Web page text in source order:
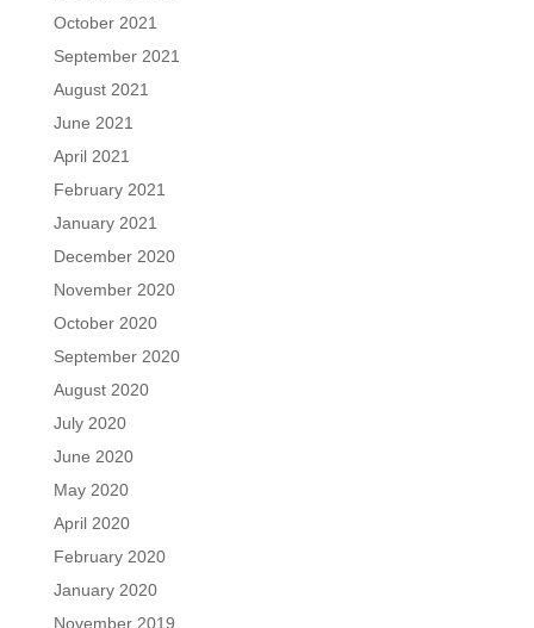
October 2021
September 2021
August 2021
June 2021
April 2021
February 2021
January 2021
December 2020
November 2020
October 2020
September 2020
August 2020
July 2020
June 2020
May 2020
April 2020
February 2020
January 2020
November 2019